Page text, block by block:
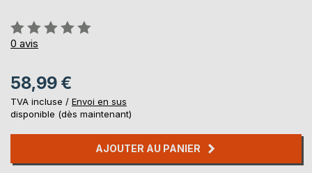
Évaluation:
0%
0 avis
58,99 €
TVA incluse / Envoi en sus
disponible (dès maintenant)
AJOUTER AU PANIER